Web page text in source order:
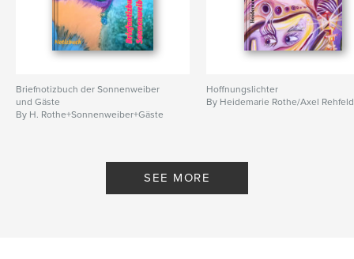
Briefnotizbuch der Sonnenweiber
und Gäste
By H. Rothe+Sonnenweiber+Gäste
Hoffnungslichter
By Heidemarie Rothe/Axel Rehfeld
SEE MORE